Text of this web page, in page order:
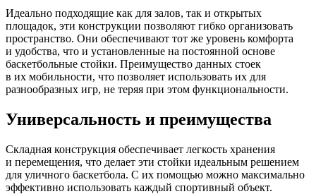
Идеально подходящие как для залов, так и открытых
площадок, эти конструкции позволяют гибко организовать
пространство. Они обеспечивают тот же уровень комфорта
и удобства, что и установленные на постоянной основе
баскетбольные стойки. Преимущество данных стоек
в их мобильности, что позволяет использовать их для
разнообразных игр, не теряя при этом функциональности.
Универсальность и преимущества
Складная конструкция обеспечивает легкость хранения
и перемещения, что делает эти стойки идеальным решением
для уличного баскетбола. С их помощью можно максимально
эффективно использовать каждый спортивный объект.